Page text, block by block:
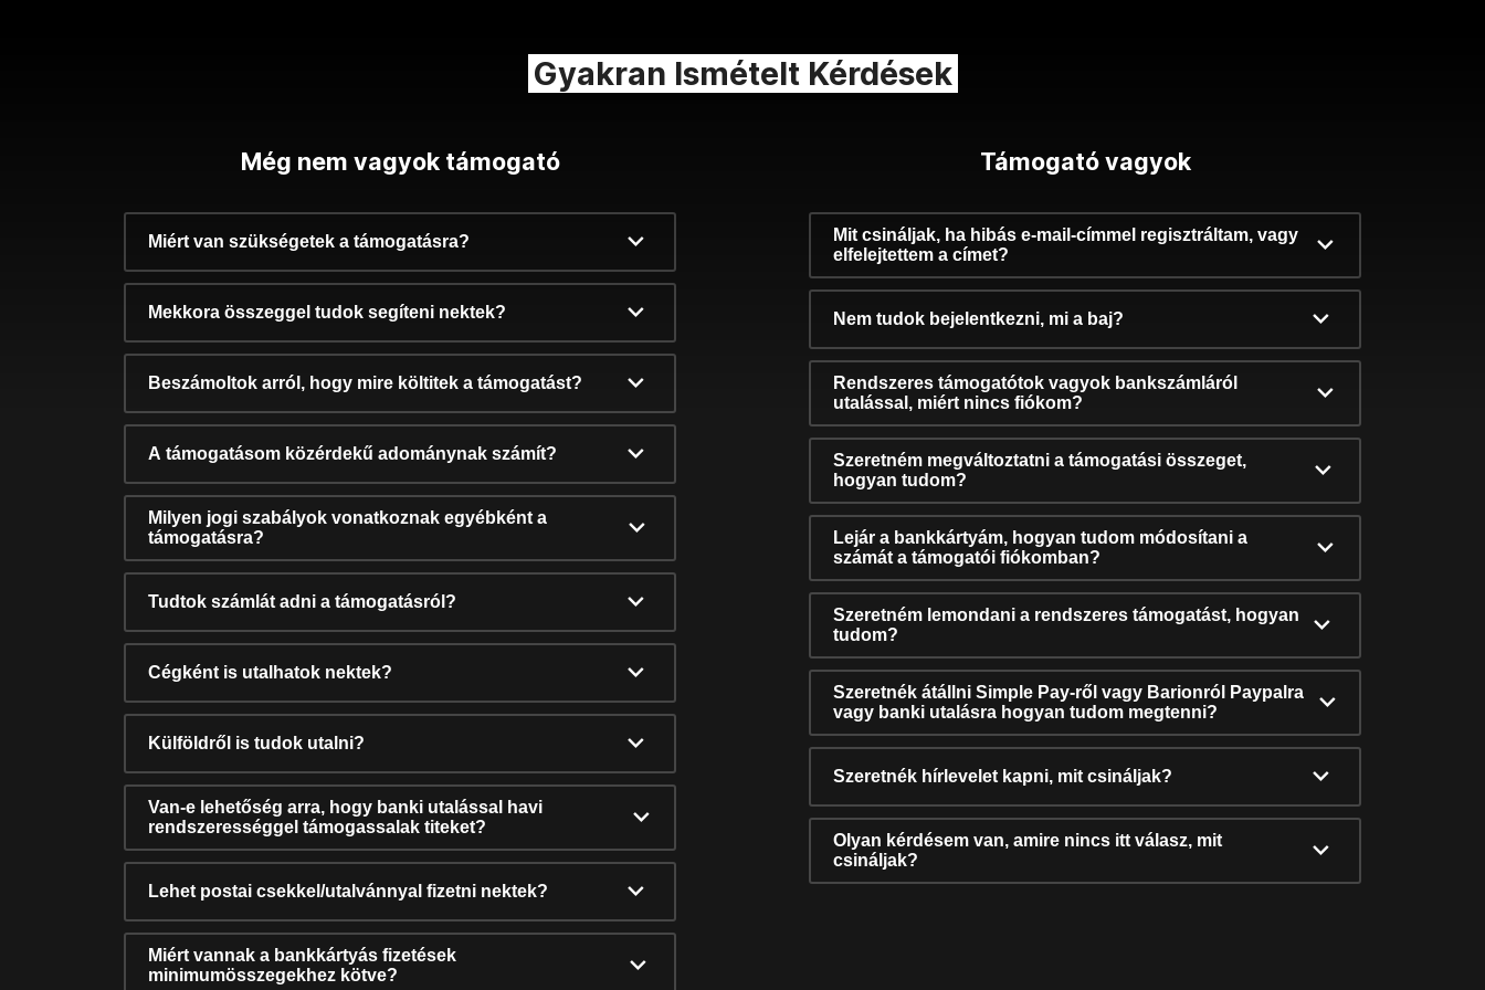
Gyakran Ismételt Kérdések
Még nem vagyok támogató
Miért van szükségetek a támogatásra?
Mekkora összeggel tudok segíteni nektek?
Beszámoltok arról, hogy mire költitek a támogatást?
A támogatásom közérdekű adománynak számít?
Milyen jogi szabályok vonatkoznak egyébként a
támogatásra?
Tudtok számlát adni a támogatásról?
Cégként is utalhatok nektek?
Külföldről is tudok utalni?
Van-e lehetőség arra, hogy banki utalással havi
rendszerességgel támogassalak titeket?
Lehet postai csekkel/utalvánnyal fizetni nektek?
Miért vannak a bankkártyás fizetések
minimumösszegekhez kötve?
Támogató vagyok
Mit csináljak, ha hibás e-mail-címmel regisztráltam, vagy
elfelejtettem a címet?
Nem tudok bejelentkezni, mi a baj?
Rendszeres támogatótok vagyok bankszámláról
utalással, miért nincs fiókom?
Szeretném megváltoztatni a támogatási összeget,
hogyan tudom?
Lejár a bankkártyám, hogyan tudom módosítani a
számát a támogatói fiókomban?
Szeretném lemondani a rendszeres támogatást, hogyan
tudom?
Szeretnék átállni Simple Pay-ről vagy Barionról Paypalra
vagy banki utalásra hogyan tudom megtenni?
Szeretnék hírlevelet kapni, mit csináljak?
Olyan kérdésem van, amire nincs itt válasz, mit
csináljak?